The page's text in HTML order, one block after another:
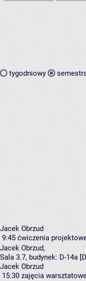
tygodniowy
Jacek Obrzud
9:45 ćwiczenia
Jacek Obrzud,
Sala 3.7, budynek: D-14a
Jacek Obrzud
15:30 zajęcia